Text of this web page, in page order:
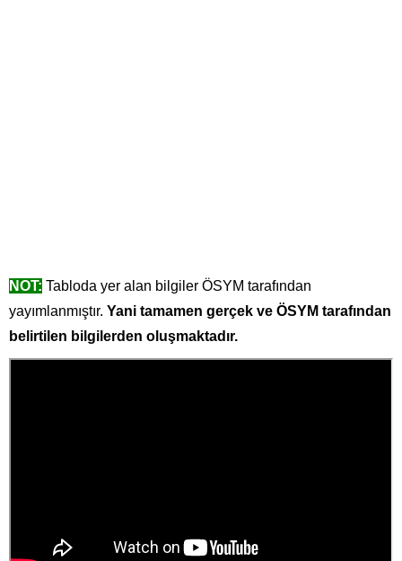
NOT: Tabloda yer alan bilgiler ÖSYM tarafından
yayımlanmıştır. Yani tamamen gerçek ve ÖSYM tarafından
belirtilen bilgilerden oluşmaktadır.